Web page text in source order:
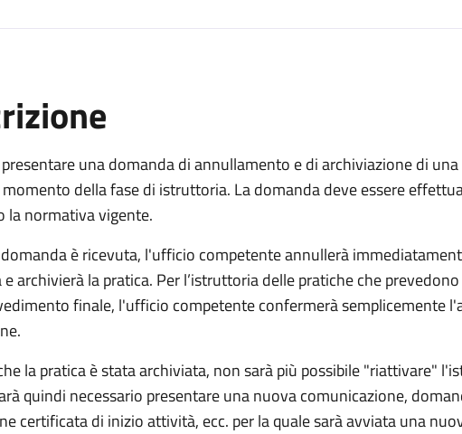
una domanda di annullamento e di archiviazione di
della fase di istruttoria. La domanda deve essere
la normativa vigente.
è ricevuta, l'ufficio competente annullerà
archivierà la pratica. Per l’istruttoria delle pratiche che
finale, l'ufficio competente confermerà semplicemente
la pratica è stata archiviata, non sarà più possibile "riattivare"
quindi necessario presentare una nuova comunicazione,
certificata di inizio attività, ecc. per la quale sarà avviata una